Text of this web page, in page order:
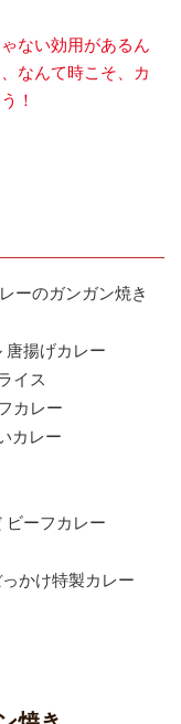
ない効用があるん
なんて時こそ、カ
！
ーのガンガン焼き
揚げカレー
イス
カレー
カレー
ーフカレー
かけ特製カレー